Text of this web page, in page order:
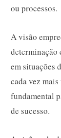
ou processos.
A visão
determinação
em situações
cada vez
fundamental
de sucesso.